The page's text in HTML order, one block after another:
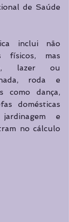
de Saúde
inclui não
físicos, mas
lazer ou
roda e
como dança,
domésticas
e
no cálculo